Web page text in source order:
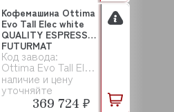
Код завода:
Ottima Evo Tall Elec white
наличие и цену
уточняйте
Кофемашина Ottima
Evo Tall Elec white
QUALITY ESPRESSO
FUTURMAT
369 724 ₽